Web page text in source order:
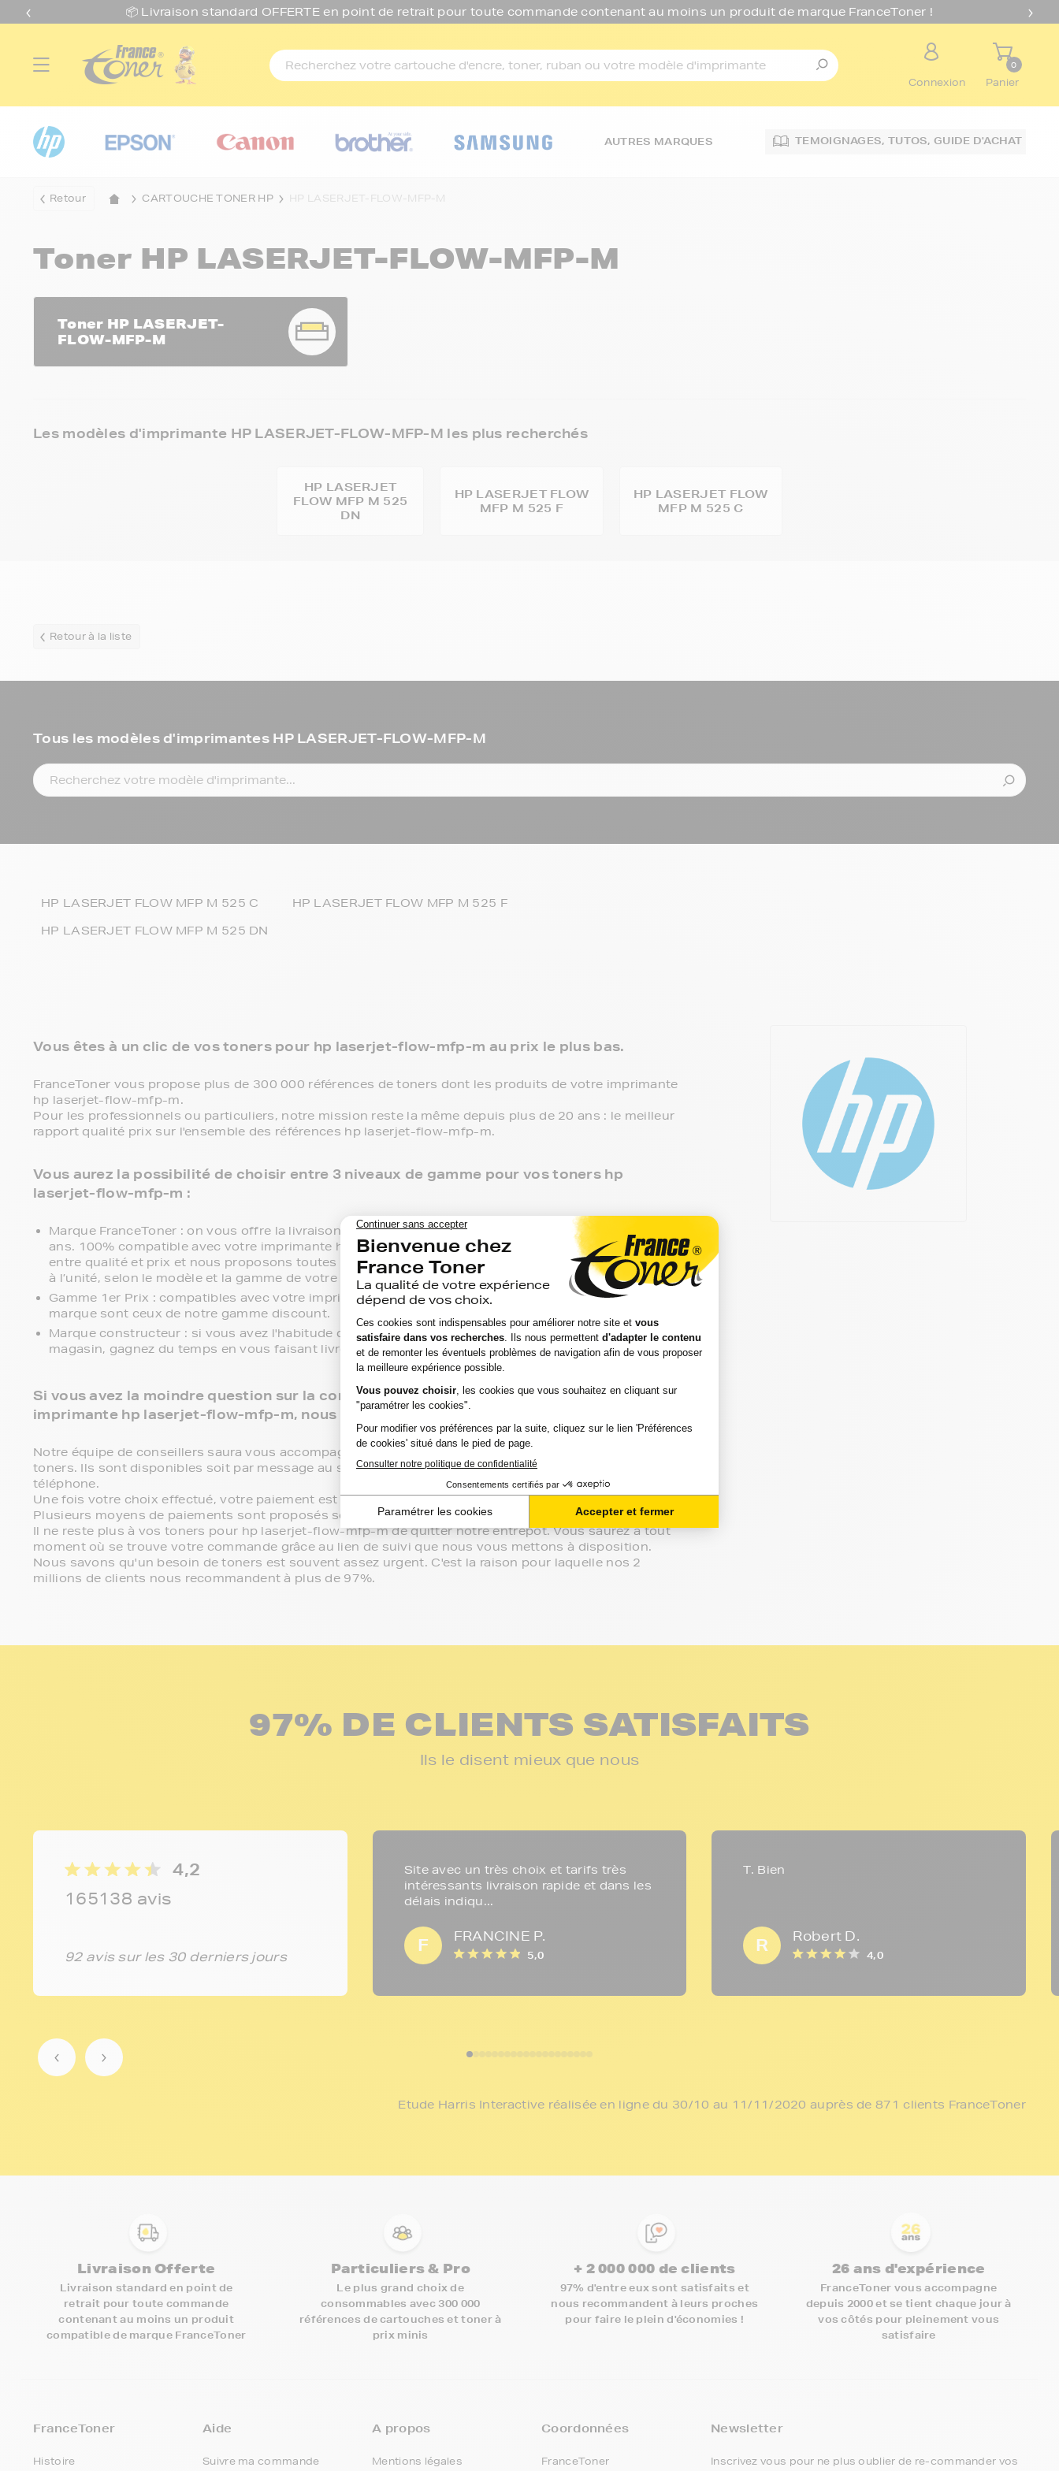
📦 Livraison standard OFFERTE en point de retrait pour toute commande contenant au moins un produit de marque FranceToner !
Connexion
0
Panier
AUTRES MARQUES TEMOIGNAGES, TUTOS,GUIDE D'ACHAT
Retour CARTOUCHE TONER HP HP LASERJET-FLOW-MFP-M
Toner HP LASERJET-FLOW-MFP-M
Toner HP LASERJET-
FLOW-MFP-M
Les modèles d'imprimante HP LASERJET-FLOW-MFP-M les plus recherchés
HP LASERJET
FLOW MFP M 525
DN
HP LASERJET FLOW
MFP M 525 F
HP LASERJET FLOW
MFP M 525 C
Retour à la liste
Tous les modèles d'imprimantes HP LASERJET-FLOW-MFP-M
HP LASERJET FLOW MFP M 525 C
HP LASERJET FLOW MFP M 525 DN
HP LASERJET FLOW MFP M 525 F
Vous êtes à un clic de vos toners pour hp laserjet-flow-mfp-m au prix le plus bas.
FranceToner vous propose plus de 300 000 références de toners dont les produits de votre imprimante
hp laserjet-flow-mfp-m.
Pour les professionnels ou particuliers, notre mission reste la même depuis plus de 20 ans : le meilleur
rapport qualité prix sur l'ensemble des références hp laserjet-flow-mfp-m.
Vous aurez la possibilité de choisir entre 3 niveaux de gamme pour vos toners hp
laserjet-flow-mfp-m :
Marque FranceToner : on vous offre la livraison en point de retrait et tous les produits sont garantis 2
ans. 100% compatible avec votre imprimante hp laserjet-flow-mfp-m, c'est le meilleur compromis
entre qualité et prix et nous proposons toutes les références compatibles, noir et couleur, en pack ou
à l’unité, selon le modèle et la gamme de votre imprimante.
Gamme 1er Prix : compatibles avec votre imprimante hp laserjet-flow-mfp-m, ces produits sans
marque sont ceux de notre gamme discount.
Marque constructeur : si vous avez l'habitude d'aller chercher vos toners hp laserjet-flow-mfp-m en
magasin, gagnez du temps en vous faisant livrer directement chez vous.
Si vous avez la moindre question sur la compatibilité de votre produit avec votre
imprimante hp laserjet-flow-mfp-m, nous sommes à votre écoute.
Notre équipe de conseillers saura vous accompagner sur le meilleur choix ou sur l'installation de vos
toners. Ils sont disponibles soit par message au sein de votre espace client ou directement par
téléphone.
Une fois votre choix effectué, votre paiement est effectué de manière complètement sécurisée.
Plusieurs moyens de paiements sont proposés selon vos besoins.
Il ne reste plus à vos toners pour hp laserjet-flow-mfp-m de quitter notre entrepôt. Vous saurez à tout
moment où se trouve votre commande grâce au lien de suivi que nous vous mettons à disposition.
Nous savons qu'un besoin de toners est souvent assez urgent. C'est la raison pour laquelle nos 2
millions de clients nous recommandent à plus de 97%.
97% DE CLIENTS SATISFAITS
Ils le disent mieux que nous
4,2
165138 avis
92 avis sur les 30 derniers jours
Site avec un très choix et tarifs très
intéressants livraison rapide et dans les
délais indiqu...
F FRANCINE P.
5,0
T. Bien
R Robert D.
4,0
Etude Harris Interactive réalisée en ligne du 30/10 au 11/11/2020 auprès de 871 clients FranceToner
Livraison Offerte
Livraison standard en point de
retrait pour toute commande
contenant au moins un produit
compatible de marque FranceToner
Particuliers & Pro
Le plus grand choix de
consommables avec 300 000
références de cartouches et toner à
prix minis
+ 2 000 000 de clients
97% d'entre eux sont satisfaits et
nous recommandent à leurs proches
pour faire le plein d'économies !
26 ans d'expérience
FranceToner vous accompagne
depuis 2000 et se tient chaque jour à
vos côtés pour pleinement vous
satisfaire
FranceToner
Histoire
Aide
Suivre ma commande
A propos
Mentions légales
Coordonnées
FranceToner
Newsletter
Inscrivez vous pour ne plus oublier de re-commander vos
€